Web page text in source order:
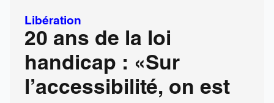
Libération
20 ans de la loi
handicap : «Sur
l’accessibilité, on est